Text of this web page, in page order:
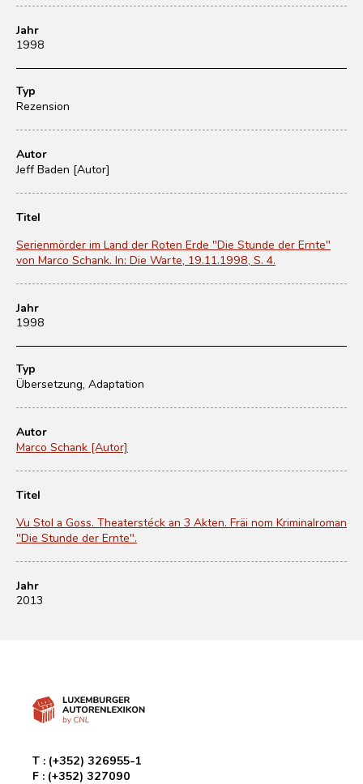
Jahr
1998
Typ
Rezension
Autor
Jeff Baden [Autor]
Titel
Serienmörder im Land der Roten Erde "Die Stunde der Ernte"
von Marco Schank. In: Die Warte, 19.11.1998, S. 4.
Jahr
1998
Typ
Übersetzung, Adaptation
Autor
Marco Schank [Autor]
Titel
Vu Stol a Goss. Theaterstéck an 3 Akten. Fräi nom Kriminalroman
"Die Stunde der Ernte".
Jahr
2013
T : (+352) 326955-1
F : (+352) 327090